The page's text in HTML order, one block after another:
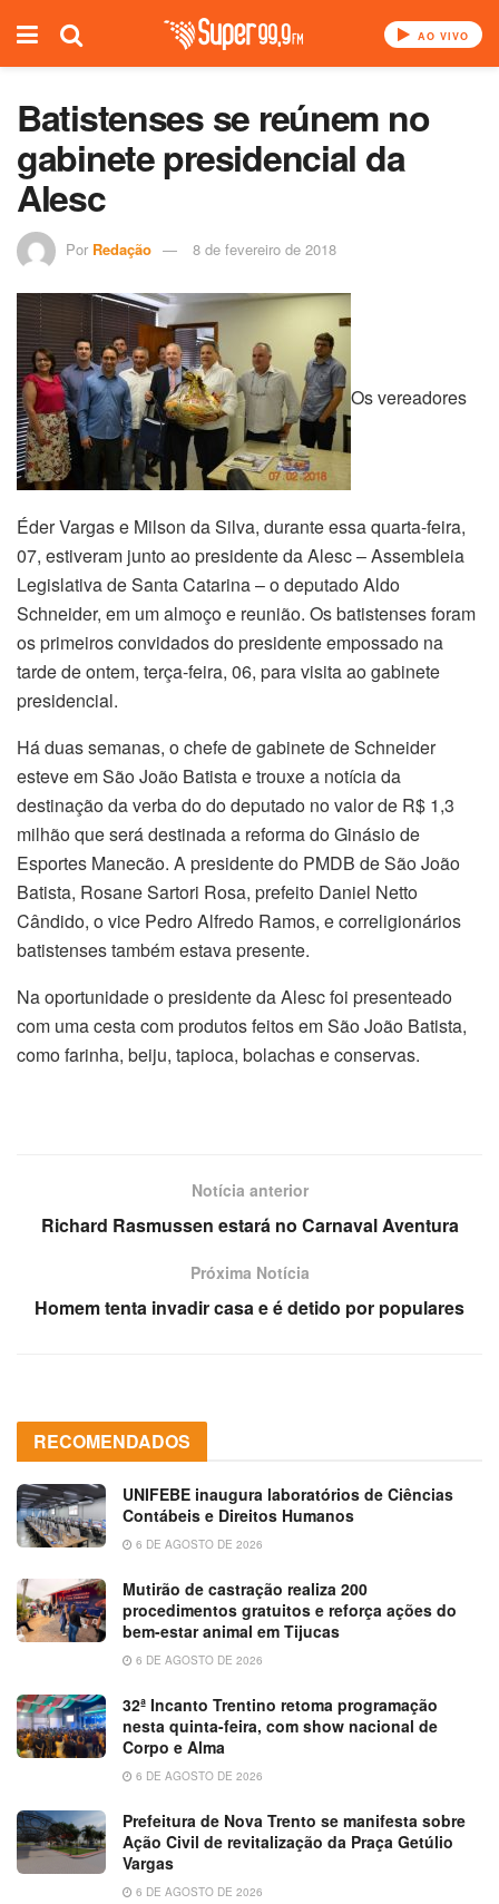
AO VIVO
Batistenses se reúnem no
gabinete presidencial da
Alesc
Por Redação 8 de fevereiro de 2018
Os vereadores
Éder Vargas e Milson da Silva, durante essa quarta-feira,
07, estiveram junto ao presidente da Alesc – Assembleia
Legislativa de Santa Catarina – o deputado Aldo
Schneider, em um almoço e reunião. Os batistenses foram
os primeiros convidados do presidente empossado na
tarde de ontem, terça-feira, 06, para visita ao gabinete
presidencial.
Há duas semanas, o chefe de gabinete de Schneider
esteve em São João Batista e trouxe a notícia da
destinação da verba do do deputado no valor de R$ 1,3
milhão que será destinada a reforma do Ginásio de
Esportes Manecão. A presidente do PMDB de São João
Batista, Rosane Sartori Rosa, prefeito Daniel Netto
Cândido, o vice Pedro Alfredo Ramos, e correligionários
batistenses também estava presente.
Na oportunidade o presidente da Alesc foi presenteado
com uma cesta com produtos feitos em São João Batista,
como farinha, beiju, tapioca, bolachas e conservas.
Notícia anterior
Richard Rasmussen estará no Carnaval Aventura
Próxima Notícia
Homem tenta invadir casa e é detido por populares
RECOMENDADOS
UNIFEBE inaugura laboratórios de Ciências
Contábeis e Direitos Humanos
6 DE AGOSTO DE 2026
Mutirão de castração realiza 200
procedimentos gratuitos e reforça ações do
bem-estar animal em Tijucas
6 DE AGOSTO DE 2026
32ª Incanto Trentino retoma programação
nesta quinta-feira, com show nacional de
Corpo e Alma
6 DE AGOSTO DE 2026
Prefeitura de Nova Trento se manifesta sobre
Ação Civil de revitalização da Praça Getúlio
Vargas
6 DE AGOSTO DE 2026